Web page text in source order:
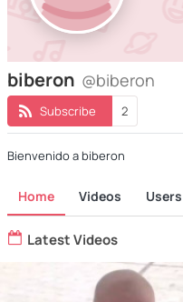
biberon @biberon
Subscribe 2
Bienvenido a biberon
Home Videos Users
Latest Videos